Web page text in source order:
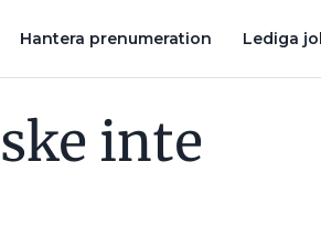
Hantera prenumeration Lediga
inte
OM DUBBELT BATTERIPRIS: ”AKTUELLT